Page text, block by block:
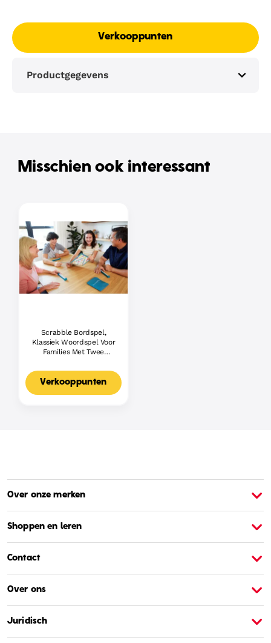
Verkooppunten
Productgegevens
Misschien ook interessant
Scrabble Bordspel,
Klassiek Woordspel Voor
Families Met Twee
Voor 2-4 Spelers,
Nederlandse Editie
Verkooppunten
Over onze merken
Shoppen en leren
Contact
Over ons
Juridisch